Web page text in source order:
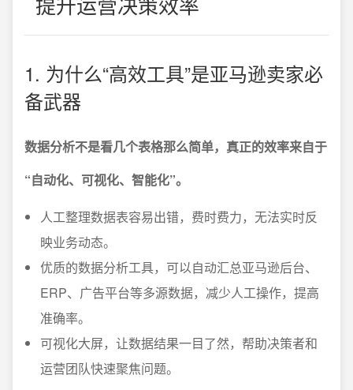
1. 为什么“高效工具”是亚马逊卖家必
备武器
数据分析不是看几个表格那么简单，真正的效率来自于
“自动化、可视化、智能化”。
人工整理数据表容易出错，费时费力，无法实时反
映业务动态。
优质的数据分析工具，可以自动汇总亚马逊后台、
ERP、广告平台等多源数据，减少人工操作，提高
准确率。
可视化大屏，让数据结果一目了然，帮助决策者和
运营团队快速聚焦问题。